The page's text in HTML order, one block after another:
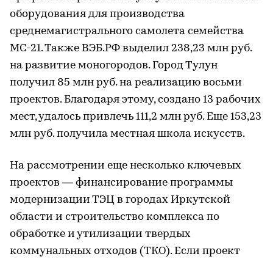
оборудования для производства
среднемагистрального самолета семейства
МС-21. Также ВЭБ.РФ выделил 238,23 млн руб.
на развитие моногородов. Город Тулун
получил 85 млн руб. на реализацию восьми
проектов. Благодаря этому, создано 13 рабочих
мест, удалось привлечь 111,2 млн руб. Еще 153,23
млн руб. получила местная школа искусств.
На рассмотрении еще несколько ключевых
проектов — финансирование программы
модернизации ТЭЦ в городах Иркутской
области и строительство комплекса по
обработке и утилизации твердых
коммунальных отходов (ТКО). Если проект